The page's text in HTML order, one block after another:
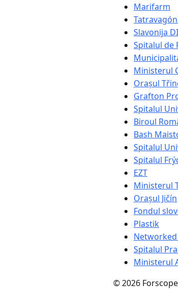
Marifarm
Slavonija DI
Spitalul de
Ministerul
Orașul
Grafton
Spitalul
Biroul
Bash
Spitalul
Spitalul
EZT
Ministerul
Orașul Jičín
Fondul
Plastik
Networked
Spitalul
Ministerul
© 2026